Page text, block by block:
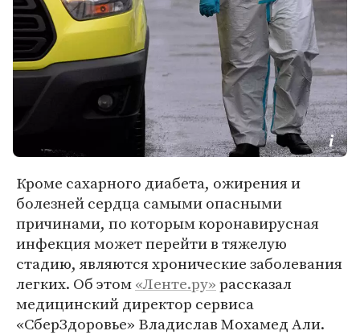
Кроме сахарного диабета, ожирения и
болезней сердца самыми опасными
причинами, по которым коронавирусная
инфекция может перейти в тяжелую
стадию, являются хронические заболевания
легких. Об этом«Ленте.ру»рассказал
медицинский директор сервиса
«СберЗдоровье» Владислав Мохамед Али.